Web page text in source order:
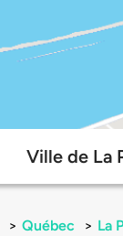
Ville de La
> Québec > La